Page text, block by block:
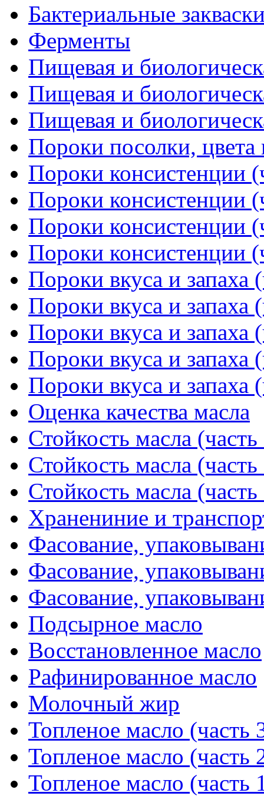
Бактериальные
Ферменты
Пищевая и
Пищевая и
Пищевая и
Пороки посолки, цвета
Пороки консистенции
Пороки консистенции
Пороки консистенции
Пороки консистенции
Пороки вкуса и запаха
Пороки вкуса и запаха
Пороки вкуса и запаха
Пороки вкуса и запаха
Пороки вкуса и запаха
Оценка качества масла
Стойкость масла
Стойкость масла
Стойкость масла
Хранениние и
Фасование,
Фасование,
Фасование,
Подсырное масло
Восстановленное масло
Рафинированное масло
Молочный жир
Топленое масло (часть
Топленое масло (часть
Топленое масло (часть